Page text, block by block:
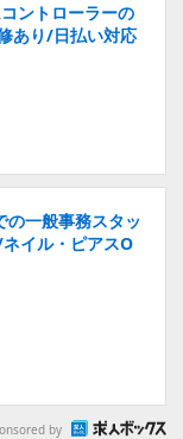
ントローラーの
あり/日払い対応
の一般事務スタッ
イル・ピアスO
by